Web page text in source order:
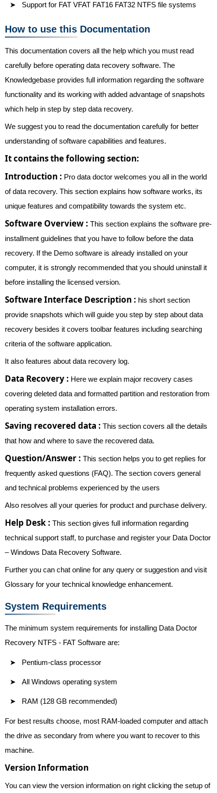
Support for FAT VFAT FAT16 FAT32 NTFS file systems
How to use this Documentation
This documentation covers all the help which you must read
carefully before operating data recovery software. The
Knowledgebase provides full information regarding the software
functionality and its working with added advantage of snapshots
which help in step by step data recovery.
We suggest you to read the documentation carefully for better
understanding of software capabilities and features.
It contains the following section:
Introduction : Pro data doctor welcomes you all in the world
of data recovery. This section explains how software works, its
unique features and compatibility towards the system etc.
Software Overview : This section explains the software pre-
installment guidelines that you have to follow before the data
recovery. If the Demo software is already installed on your
computer, it is strongly recommended that you should uninstall it
before installing the licensed version.
Software Interface Description : his short section
provide snapshots which will guide you step by step about data
recovery besides it covers toolbar features including searching
criteria of the software application.
It also features about data recovery log.
Data Recovery : Here we explain major recovery cases
covering deleted data and formatted partition and restoration from
operating system installation errors.
Saving recovered data : This section covers all the details
that how and where to save the recovered data.
Question/Answer : This section helps you to get replies for
frequently asked questions (FAQ). The section covers general
and technical problems experienced by the users
Also resolves all your queries for product and purchase delivery.
Help Desk : This section gives full information regarding
technical support staff, to purchase and register your Data Doctor
– Windows Data Recovery Software.
Further you can chat online for any query or suggestion and visit
Glossary for your technical knowledge enhancement.
System Requirements
The minimum system requirements for installing Data Doctor
Recovery NTFS - FAT Software are:
Pentium-class processor
All Windows operating system
RAM (128 GB recommended)
For best results choose, most RAM-loaded computer and attach
the drive as secondary from where you want to recover to this
machine.
Version Information
You can view the version information on right clicking the setup of